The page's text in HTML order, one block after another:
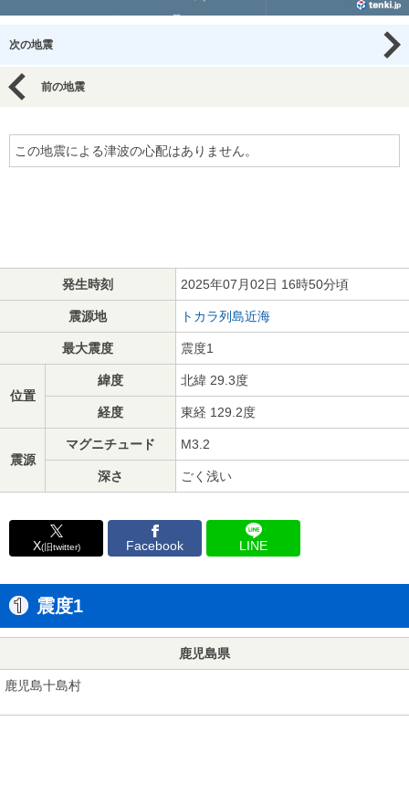
次の地震
前の地震
この地震による津波の心配はありません。
発生時刻 2025年07月02日 16時50分頃
震源地 トカラ列島近海
最大震度 震度1
位置
緯度 北緯 29.3度
経度 東経 129.2度
震源
マグニチュード M3.2
深さ ごく浅い
X(旧twitter) Facebook LINE
震度1
鹿児島県
鹿児島十島村